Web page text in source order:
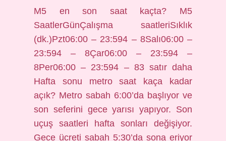
M5 en son saat kaçta? M5
SaatlerGünÇalışma saatleriSıklık
(dk.)Pzt06:00 – 23:594 – 8Salı06:00 –
23:594 – 8Çar06:00 – 23:594 –
8Per06:00 – 23:594 – 83 satır daha
Hafta sonu metro saat kaça kadar
açık? Metro sabah 6:00’da başlıyor ve
son seferini gece yarısı yapıyor. Son
uçuş saatleri hafta sonları değişiyor.
Gece ücreti sabah 5:30’da sona eriyor